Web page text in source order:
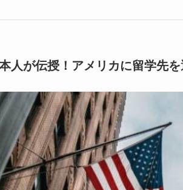
人が伝授！アメリカに留学先